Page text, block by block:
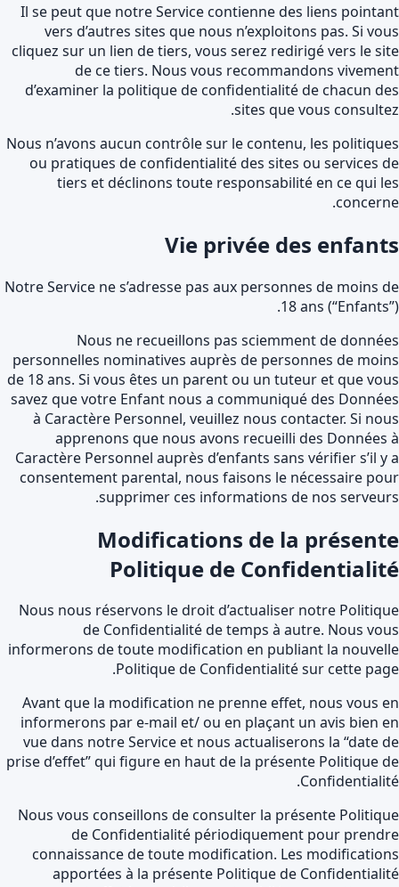
Il se peut que notre Service contienne des liens
vers d’autres sites que nous n’exploitons pas. Si
cliquez sur un lien de tiers, vous serez redirigé vers le
de ce tiers. Nous vous recommandons
d’examiner la politique de confidentialité de chacun
sites que vous
Nous n’avons aucun contrôle sur le contenu, les
ou pratiques de confidentialité des sites ou services
tiers et déclinons toute responsabilité en ce qui
Vie privée des
Notre Service ne s’adresse pas aux personnes de moins
18 ans
Nous ne recueillons pas sciemment de
personnelles nominatives auprès de personnes de
de 18 ans. Si vous êtes un parent ou un tuteur et que
savez que votre Enfant nous a communiqué des
à Caractère Personnel, veuillez nous contacter. Si
apprenons que nous avons recueilli des Données
Caractère Personnel auprès d’enfants sans vérifier s’il
consentement parental, nous faisons le nécessaire
supprimer ces informations de nos
Modifications de la
Politique de
Nous nous réservons le droit d’actualiser notre
de Confidentialité de temps à autre. Nous
informerons de toute modification en publiant la
Politique de Confidentialité sur cette
Avant que la modification ne prenne effet, nous vous
informerons par e-mail et/ ou en plaçant un avis bien
vue dans notre Service et nous actualiserons la “date
prise d’effet” qui figure en haut de la présente Politique
Nous vous conseillons de consulter la présente
de Confidentialité périodiquement pour
connaissance de toute modification. Les
apportées à la présente Politique de